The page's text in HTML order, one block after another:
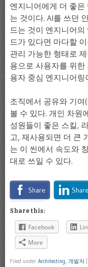
엔지니어에게 더 좋은
는 것이다. AI를 쓰던
드는 것이 엔지니어
드가 있다면 마다할
관리 가능한 형태로
용으로 사용자를 위
용자 중심 엔지니어링
조직에서 공유와 기
볼 수 있다. 개인 차원
성원들이 좋은 스킬,
고, 재사용되면 더 큰
는 이 씬에서 속도와
대로 쓰일 수 있다.
Share Share
Share this:
Facebook
More
Filed under Architecting 개발자